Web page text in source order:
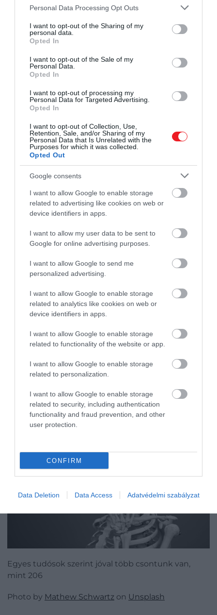
Please note that this website/app uses one or more Google
not limited to your visit or usage behaviour. You may click to
grant or deny consent to Google and its third-party tags to
use your data for below specified purposes in below Google
consent section.
Personal Data Processing Opt Outs
I want to opt-out of the Sharing of my
personal data.
Opted In
I want to opt-out of the Sale of my
Personal Data.
Opted In
I want to opt-out of processing my
Personal Data for Targeted Advertising.
Opted In
I want to opt-out of Collection, Use,
Retention, Sale, and/or Sharing of my
Personal Data that Is Unrelated with the
Purposes for which it was collected.
Opted Out
Google consents
I want to allow Google to enable storage
related to advertising like cookies on web or
device identifiers in apps.
I want to allow my user data to be sent to
Google for online advertising purposes.
I want to allow Google to send me
personalized advertising.
I want to allow Google to enable storage
related to analytics like cookies on web or
device identifiers in apps.
I want to allow Google to enable storage
related to functionality of the website or app.
I want to allow Google to enable storage
related to personalization.
I want to allow Google to enable storage
related to security, including authentication
functionality and fraud prevention, and other
user protection.
CONFIRM
Data Deletion Data Access Adatvédelmi szabályzat
hogy a fejünkön keresztül fázunk meg
Gyerekként sokszor halljuk, hogy hideg időben
vegyünk fel sapkát, különben megfázunk. Ez a
hiedelem abból a hosszú évtizedekig hitelesnek
tartott elképzelésből fakad, hogy az agyunk – és így
szervezetből.Ez a tévhit elsősorban a hetvenes
évek Amerikájában terjedt el, ahol a katonák a
hidegben különféle módokon bélelték ki a
sisakjukat, tartva attól, hogy a fejükön keresztül
fognak kihűlni.
az agya eltér az állatvilágban megszokottól
Az elmúlt pár évtizedben azonban több kutatást is
végeztek a tudósok, akik arra jutottak, hogy a fejünk
semmivel nem ad le több hőt, mint a testünk többi
206 csont található az emberi testben
Egyes tudósok szerint jóval több csontunk van,
mint 206
Photo by Mathew Schwartz on Unsplash